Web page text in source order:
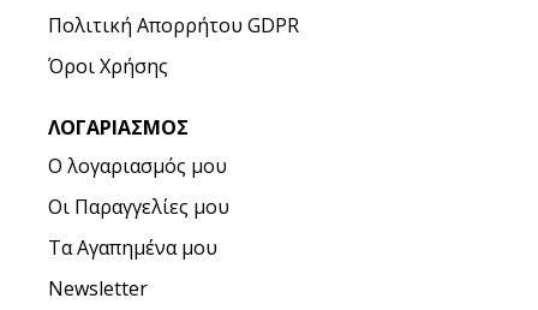
Πολιτική Απορρήτου GDPR
Όροι Χρήσης
ΛΟΓΑΡΙΑΣΜΌΣ
Ο λογαριασμός μου
Οι Παραγγελίες μου
Τα Αγαπημένα μου
Newsletter